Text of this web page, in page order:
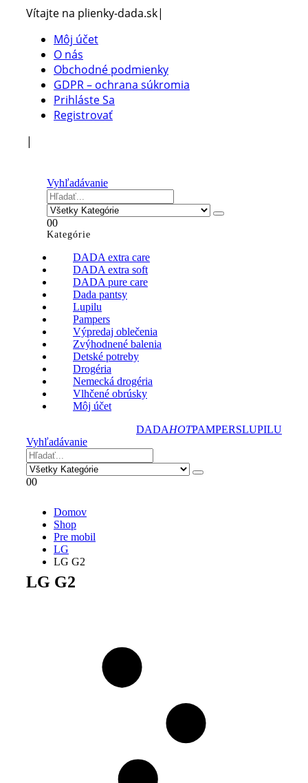
Vítajte na plienky-dada.sk|
Môj účet
O nás
Obchodné podmienky
GDPR – ochrana súkromia
Prihláste Sa
Registrovať
|
Vyhľadávanie
00
Kategórie
DADA extra care
DADA extra soft
DADA pure care
Dada pantsy
Lupilu
Pampers
Výpredaj oblečenia
Zvýhodnené balenia
Detské potreby
Drogéria
Nemecká drogéria
Vlhčené obrúsky
Môj účet
DADAHOTPAMPERSLUPILU
Vyhľadávanie
00
Domov
Shop
Pre mobil
LG
LG G2
LG G2